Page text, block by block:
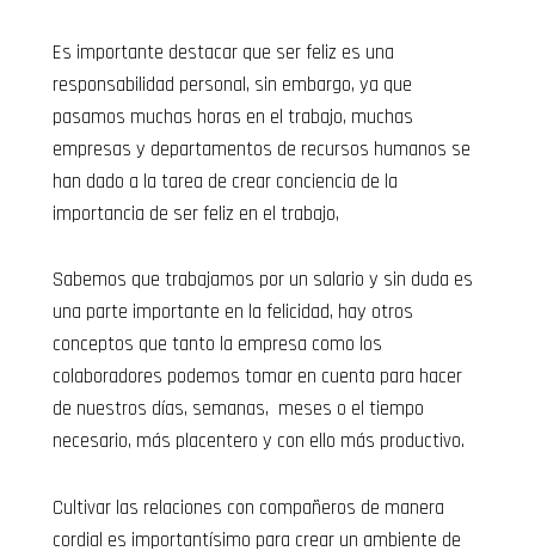
Es importante destacar que ser feliz es una
responsabilidad personal, sin embargo, ya que
pasamos muchas horas en el trabajo, muchas
empresas y departamentos de recursos humanos se
han dado a la tarea de crear conciencia de la
importancia de ser feliz en el trabajo,
Sabemos que trabajamos por un salario y sin duda es
una parte importante en la felicidad, hay otros
conceptos que tanto la empresa como los
colaboradores podemos tomar en cuenta para hacer
de nuestros días, semanas, meses o el tiempo
necesario, más placentero y con ello más productivo.
Cultivar las relaciones con compañeros de manera
cordial es importantísimo para crear un ambiente de